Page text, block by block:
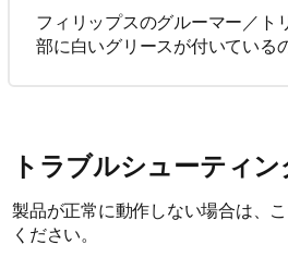
フィリップスのグルーマー／ト
部に白いグリースが付いている
トラブルシューティ
製品が正常に動作しない場合は、
ください。